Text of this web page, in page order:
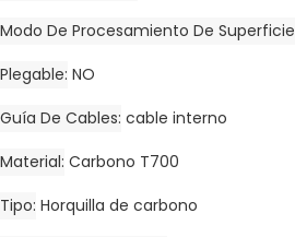
Modo De Procesamiento De Superficie
Plegable NO
Guía De Cables cable interno
Material Carbono T700
Tipo Horquilla de carbono